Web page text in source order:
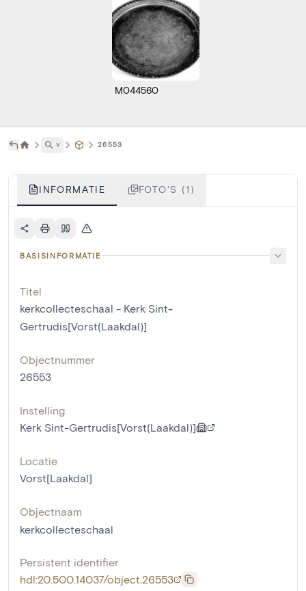
M044560
˅ 26553
INFORMATIE FOTO'S (1)
BASISINFORMATIE
Titel
kerkcollecteschaal - Kerk Sint-
Gertrudis[Vorst(Laakdal)]
Objectnummer
26553
Instelling
Kerk Sint-Gertrudis[Vorst(Laakdal)]
Locatie
Vorst[Laakdal]
Objectnaam
kerkcollecteschaal
Persistent identifier
hdl:20.500.14037/object.26553